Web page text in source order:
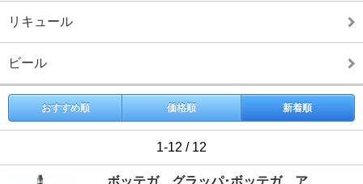
リキュール
ビール
おすすめ順 価格順 新着順
1-12 / 12
ボッテガ グラッパ･ボッテガ ア